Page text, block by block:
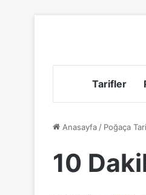
Tarifler
Anasayfa / Poğaça
10